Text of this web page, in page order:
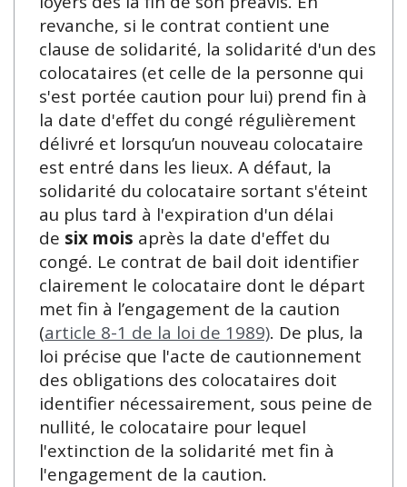
revanche, si le contrat contient une
clause de solidarité, la solidarité d'un des
colocataires (et celle de la personne qui
s'est portée caution pour lui) prend fin à
la date d'effet du congé régulièrement
délivré et lorsqu’un nouveau colocataire
est entré dans les lieux. A défaut, la
solidarité du colocataire sortant s'éteint
au plus tard à l'expiration d'un délai
de six mois après la date d'effet du
congé. Le contrat de bail doit identifier
clairement le colocataire dont le départ
met fin à l’engagement de la caution
(article 8-1 de la loi de 1989). De plus, la
loi précise que l'acte de cautionnement
des obligations des colocataires doit
identifier nécessairement, sous peine de
nullité, le colocataire pour lequel
l'extinction de la solidarité met fin à
l'engagement de la caution.